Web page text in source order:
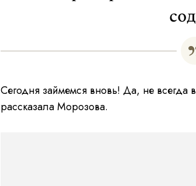
Сегодня займемся вновь! Да, не всегда
рассказала Морозова.